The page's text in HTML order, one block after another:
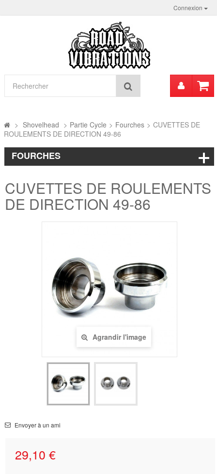
Connexion
Mon
> Shovelhead > Partie Cycle > Fourches > CUVETTES DE
ROULEMENTS DE DIRECTION 49-86
FOURCHES
CUVETTES DE ROULEMENTS
DE DIRECTION 49-86
Agrandir l'image
Envoyer à un ami
29,10 €